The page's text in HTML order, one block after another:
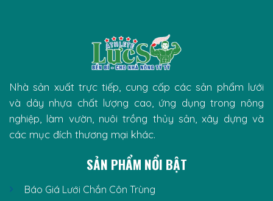
Nhà sản xuất trực tiếp, cung cấp các sản phẩm lưới
và dây nhựa chất lượng cao, ứng dụng trong nông
nghiệp, làm vườn, nuôi trồng thủy sản, xây dựng và
các mục đích thương mại khác.
SẢN PHẨM NỔI BẬT
Báo Giá Lưới Chắn Côn Trùng